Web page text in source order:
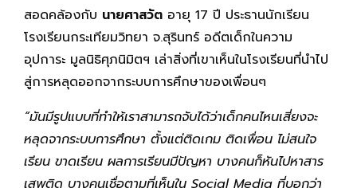
สอดคล้องกับ นายศาสวัต อายุ 17 ปี ประธานนักเรียน
โรงเรียนกระเทียมวิทยา จ.สุรินทร์ อดีตเด็กในความ
อุปการะ มูลนิธิศุภนิมิตฯ เล่าสิ่งที่เขาเห็นในโรงเรียนที่นำไป
สู่การหลุดออกจากระบบการศึกษาของเพื่อนๆ
“มันมีรูปแบบที่ทำให้เราสามารถจับได้ว่าเด็กคนไหนเสี่ยงจะ
หลุดจากระบบการศึกษา ตั้งแต่ติดเกม ติดเพื่อน ไม่สนใจ
เรียน ขาดเรียน ผลการเรียนมีปัญหา บางคนก็หันไปหาสาร
เสพติด บางคนเชื่อตามที่เห็นใน Social Media ที่บอกว่า